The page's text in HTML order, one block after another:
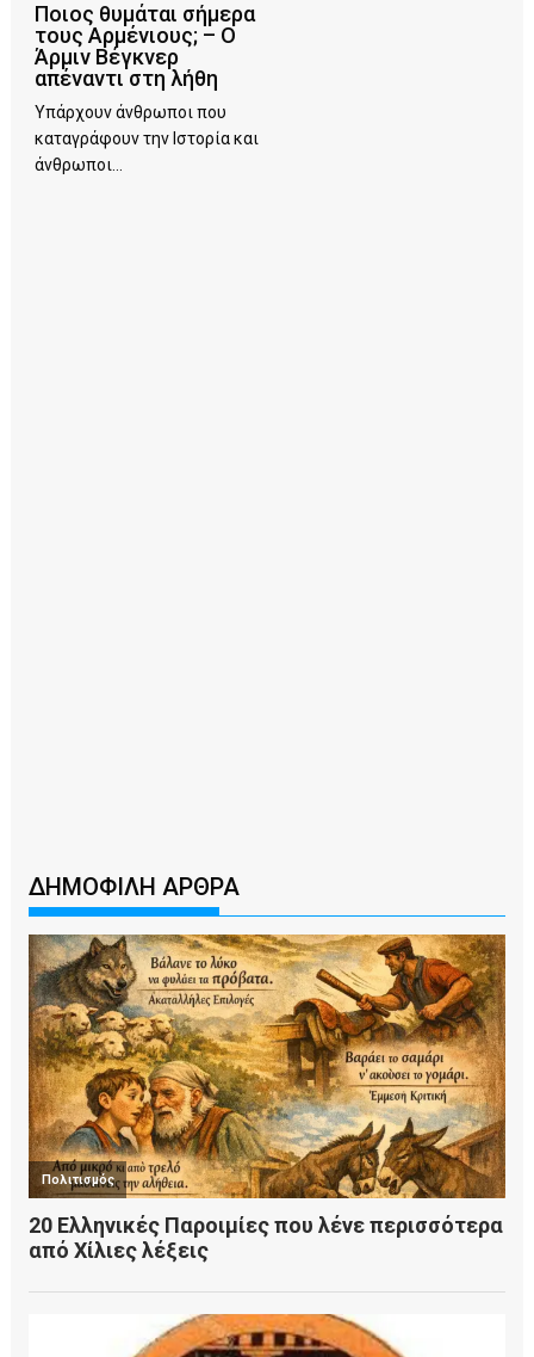
Ποιος θυμάται σήμερα
τους Αρμένιους; – Ο
Άρμιν Βέγκνερ
απέναντι στη λήθη
Υπάρχουν άνθρωποι που
καταγράφουν την Ιστορία και
άνθρωποι...
ΔΗΜΟΦΙΛΗ ΑΡΘΡΑ